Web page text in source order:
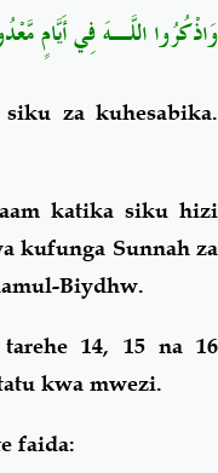
وَاذْكُرُوا اللَّـهَ فِي أَيَّامٍ
za kuhesabika.
katika siku hizi
kufunga Sunnah za
Biydhw.
14, 15 na 16
kwa mwezi.
faida: